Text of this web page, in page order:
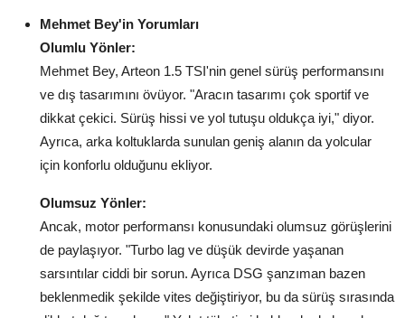
Mehmet Bey'in Yorumları
Olumlu Yönler:
Mehmet Bey, Arteon 1.5 TSI'nin genel sürüş performansını
ve dış tasarımını övüyor. "Aracın tasarımı çok sportif ve
dikkat çekici. Sürüş hissi ve yol tutuşu oldukça iyi," diyor.
Ayrıca, arka koltuklarda sunulan geniş alanın da yolcular
için konforlu olduğunu ekliyor.
Olumsuz Yönler:
Ancak, motor performansı konusundaki olumsuz görüşlerini
de paylaşıyor. "Turbo lag ve düşük devirde yaşanan
sarsıntılar ciddi bir sorun. Ayrıca DSG şanzıman bazen
beklenmedik şekilde vites değiştiriyor, bu da sürüş sırasında